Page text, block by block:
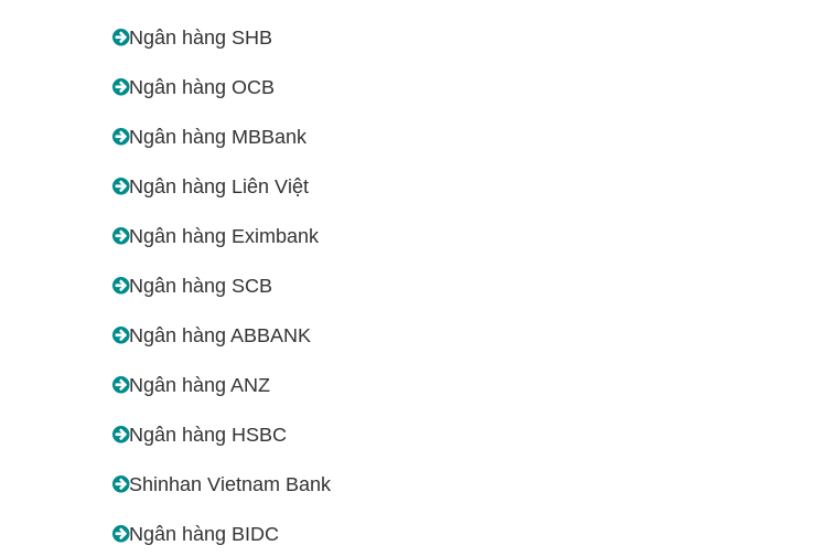
Ngân hàng SHB
Ngân hàng OCB
Ngân hàng MBBank
Ngân hàng Liên Việt
Ngân hàng Eximbank
Ngân hàng SCB
Ngân hàng ABBANK
Ngân hàng ANZ
Ngân hàng HSBC
Shinhan Vietnam Bank
Ngân hàng BIDC